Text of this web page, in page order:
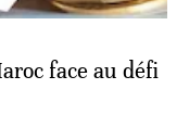
face au défi